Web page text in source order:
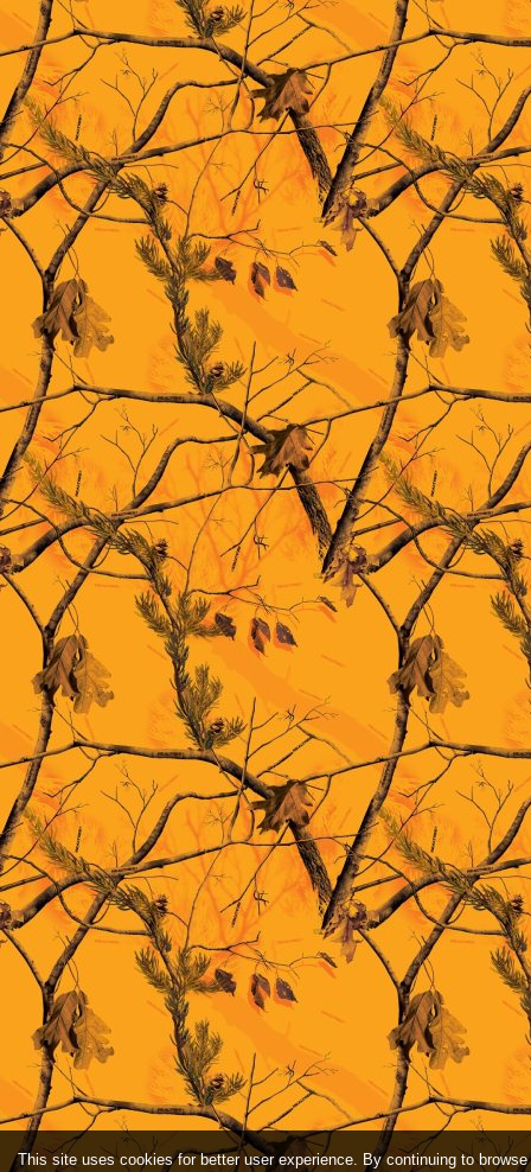
This site uses cookies for better user experience. By continuing to